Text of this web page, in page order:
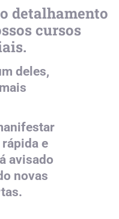
detalhamento
cursos
deles,
e
avisado
novas